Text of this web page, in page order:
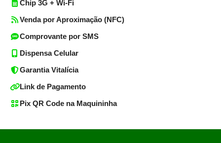
Chip 3G + Wi-Fi
Venda por Aproximação (NFC)
Comprovante por SMS
Dispensa Celular
Garantia Vitalícia
Link de Pagamento
Pix QR Code na Maquininha